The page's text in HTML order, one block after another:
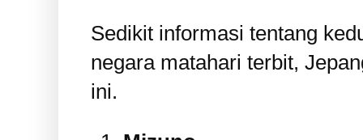
Sedikit informasi tentang
negara matahari terbit,
ini.